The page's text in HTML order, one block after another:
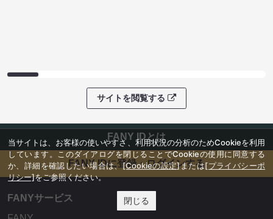
サイトを閲覧する
FANY IDとは
FANY IDに登録・ログインする
FANYサービス
当サイトは、お客様の使いやすさ、利用状況の分析のためCookieを利用
しています。このダイアログを閉じることでCookieの使用に同意する
か、詳細を確認したい場合は、[Cookieの設定]または[プライバシーポ
リシー]をご参照ください。
閉じる